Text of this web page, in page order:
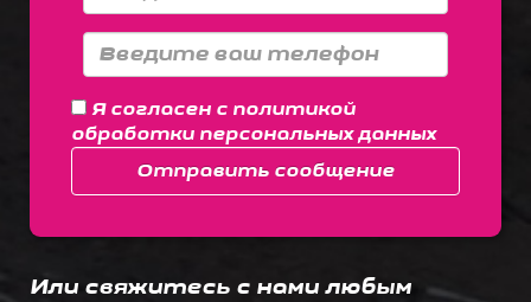
Я согласен с политикой
обработки персональных данных
Отправить сообщение
Или свяжитесь с нами любым